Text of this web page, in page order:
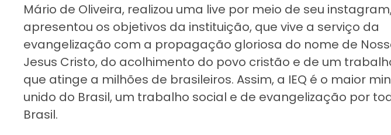
Mário de Oliveira, realizou uma live por meio de seu
apresentou os objetivos da instituição, que vive a serviço da
evangelização com a propagação gloriosa do nome de
Jesus Cristo, do acolhimento do povo cristão e de um
que atinge a milhões de brasileiros. Assim, a IEQ é o maior
unido do Brasil, um trabalho social e de evangelização por
Brasil.